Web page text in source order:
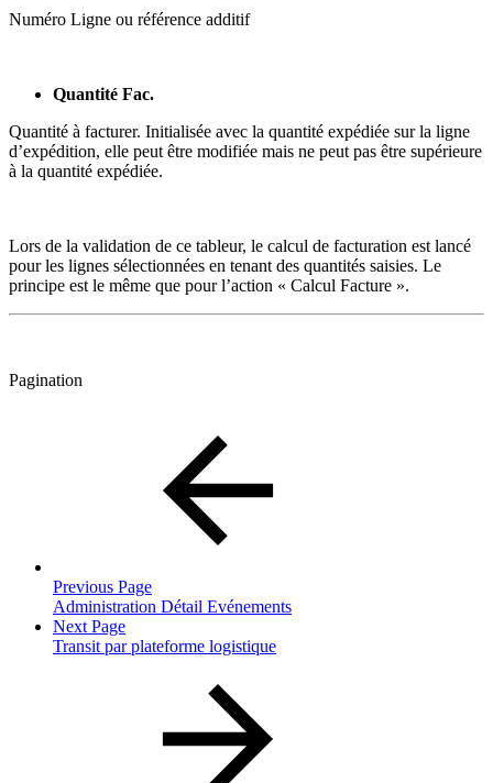
Numéro Ligne ou référence additif
Quantité Fac.
Quantité à facturer. Initialisée avec la quantité expédiée sur la ligne
d’expédition, elle peut être modifiée mais ne peut pas être supérieure
à la quantité expédiée.
Lors de la validation de ce tableur, le calcul de facturation est lancé
pour les lignes sélectionnées en tenant des quantités saisies. Le
principe est le même que pour l’action « Calcul Facture ».
Pagination
Previous Page
Administration Détail Evénements
Next Page
Transit par plateforme logistique